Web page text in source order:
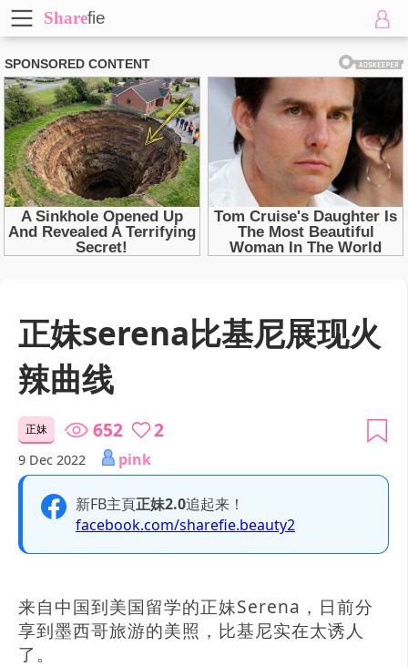
Sharefie
正妹serena比基尼展现火
辣曲线
正妹 652 2
9 Dec 2022 pink
新FB主頁正妹2.0追起来！
facebook.com/sharefie.beauty2
来自中国到美国留学的正妹Serena，日前分
享到墨西哥旅游的美照，比基尼实在太诱人
了。